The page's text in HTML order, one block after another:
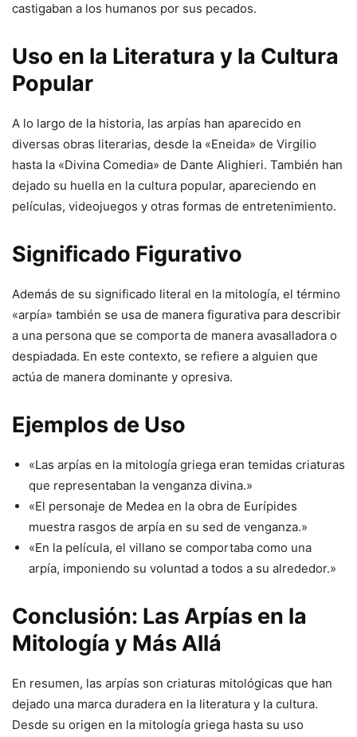
castigaban a los humanos por sus pecados.
Uso en la Literatura y la Cultura
Popular
A lo largo de la historia, las arpías han aparecido en
diversas obras literarias, desde la «Eneida» de Virgilio
hasta la «Divina Comedia» de Dante Alighieri. También han
dejado su huella en la cultura popular, apareciendo en
películas, videojuegos y otras formas de entretenimiento.
Significado Figurativo
Además de su significado literal en la mitología, el término
«arpía» también se usa de manera figurativa para describir
a una persona que se comporta de manera avasalladora o
despiadada. En este contexto, se refiere a alguien que
actúa de manera dominante y opresiva.
Ejemplos de Uso
«Las arpías en la mitología griega eran temidas criaturas
que representaban la venganza divina.»
«El personaje de Medea en la obra de Eurípides
muestra rasgos de arpía en su sed de venganza.»
«En la película, el villano se comportaba como una
arpía, imponiendo su voluntad a todos a su alrededor.»
Conclusión: Las Arpías en la
Mitología y Más Allá
En resumen, las arpías son criaturas mitológicas que han
dejado una marca duradera en la literatura y la cultura.
Desde su origen en la mitología griega hasta su uso